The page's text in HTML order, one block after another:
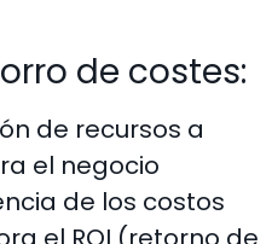
de costes:
de recursos a
el negocio
de los costos